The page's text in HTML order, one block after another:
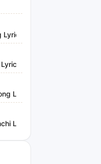
| Hosanna Ministries
Lyrics